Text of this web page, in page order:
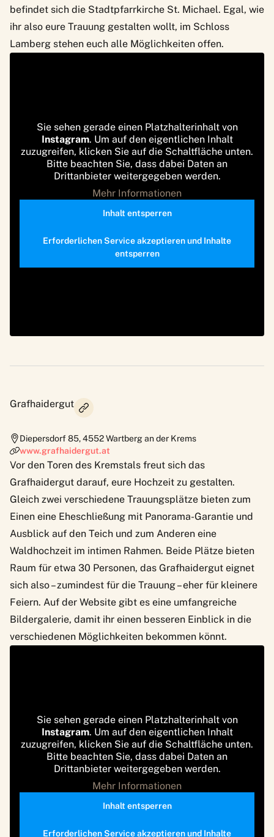
befindet sich die Stadtpfarrkirche St. Michael. Egal, wie
ihr also eure Trauung gestalten wollt, im Schloss
Lamberg stehen euch alle Möglichkeiten offen.
Sie sehen gerade einen Platzhalterinhalt von
Instagram. Um auf den eigentlichen Inhalt
zuzugreifen, klicken Sie auf die Schaltfläche unten.
Bitte beachten Sie, dass dabei Daten an
Drittanbieter weitergegeben werden.
Mehr Informationen
Inhalt entsperren
Erforderlichen Service akzeptieren und Inhalte
entsperren
Grafhaidergut
Diepersdorf 85,4552Wartberg an der Krems
www.grafhaidergut.at
Vor den Toren des Kremstals freut sich das
Grafhaidergut darauf, eure Hochzeit zu gestalten.
Gleich zwei verschiedene Trauungsplätze bieten zum
Einen eine Eheschließung mit Panorama-Garantie und
Ausblick auf den Teich und zum Anderen eine
Waldhochzeit im intimen Rahmen. Beide Plätze bieten
Raum für etwa 30 Personen, das Grafhaidergut eignet
sich also – zumindest für die Trauung – eher für kleinere
Feiern. Auf der Website gibt es eine umfangreiche
Bildergalerie, damit ihr einen besseren Einblick in die
verschiedenen Möglichkeiten bekommen könnt.
Sie sehen gerade einen Platzhalterinhalt von
Instagram. Um auf den eigentlichen Inhalt
zuzugreifen, klicken Sie auf die Schaltfläche unten.
Bitte beachten Sie, dass dabei Daten an
Drittanbieter weitergegeben werden.
Mehr Informationen
Inhalt entsperren
Erforderlichen Service akzeptieren und Inhalte